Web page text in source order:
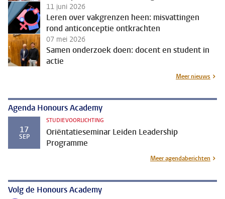
11 juni 2026
Leren over vakgrenzen heen: misvattingen
rond anticonceptie ontkrachten
07 mei 2026
Samen onderzoek doen: docent en student in
actie
Meer nieuws
Agenda Honours Academy
17
SEP
STUDIEVOORLICHTING
Oriëntatieseminar Leiden Leadership
Programme
Meer agendaberichten
Volg de Honours Academy